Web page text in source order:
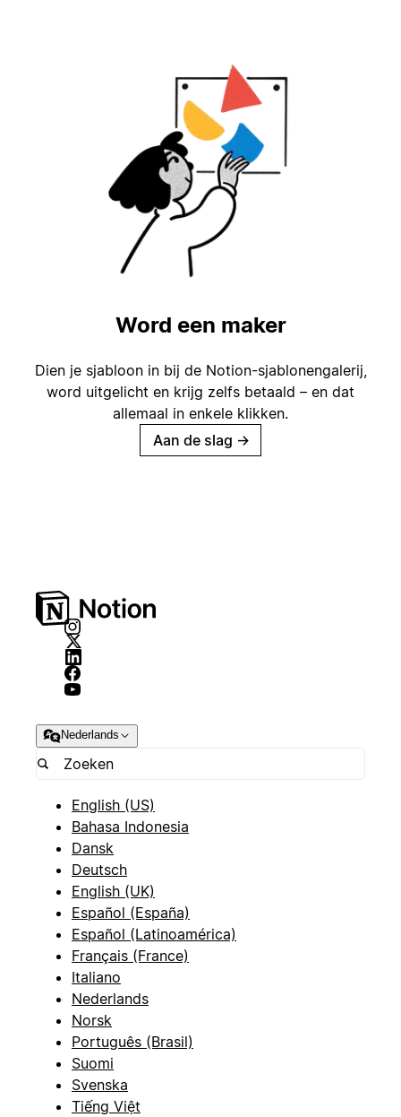
Word een maker
Dien je sjabloon in bij de Notion-sjablonengalerij,
word uitgelicht en krijg zelfs betaald – en dat
allemaal in enkele klikken.
Aan de slag →
Nederlands
English (US)
Bahasa Indonesia
Dansk
Deutsch
English (UK)
Español (España)
Español (Latinoamérica)
Français (France)
Italiano
Nederlands
Norsk
Português (Brasil)
Suomi
Svenska
Tiếng Việt